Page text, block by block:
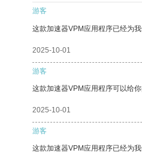
游客
这款加速器VPM应用程序已经为
2025-10-01
游客
这款加速器VPM应用程序可以给
2025-10-01
游客
这款加速器VPM应用程序已经为